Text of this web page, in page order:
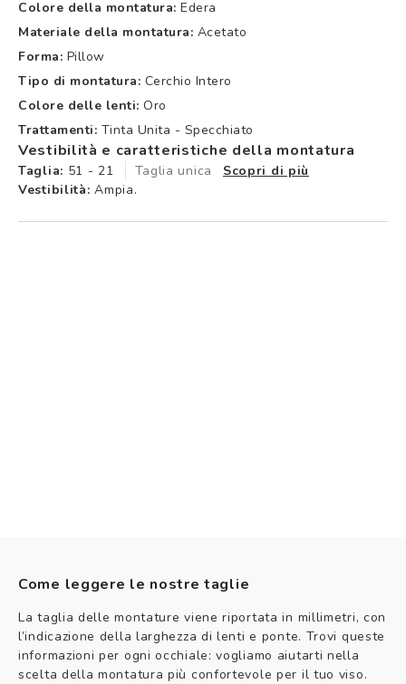
Colore della montatura: Edera
Materiale della montatura: Acetato
Forma: Pillow
Tipo di montatura: Cerchio Intero
Colore delle lenti: Oro
Trattamenti: Tinta Unita - Specchiato
Vestibilità e caratteristiche della montatura
Taglia: 51 - 21 Taglia unica
Scopri di più
Vestibilità: Ampia.
Come leggere le nostre taglie
La taglia delle montature viene riportata in millimetri, con
l’indicazione della larghezza di lenti e ponte. Trovi queste
informazioni per ogni occhiale: vogliamo aiutarti nella
scelta della montatura più confortevole per il tuo viso.